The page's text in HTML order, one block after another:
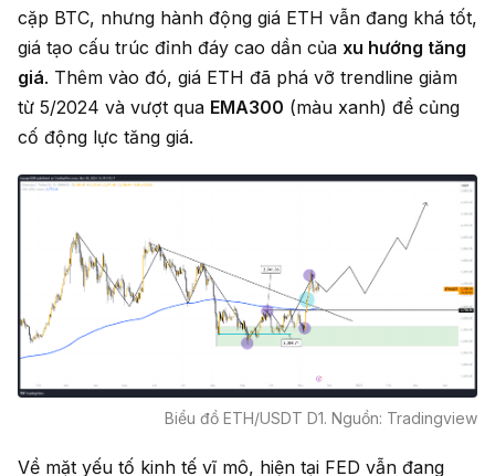
cặp BTC, nhưng hành động giá ETH vẫn đang khá tốt,
giá tạo cấu trúc đỉnh đáy cao dần của xu hướng tăng
giá. Thêm vào đó, giá ETH đã phá vỡ trendline giảm
từ 5/2024 và vượt qua EMA300 (màu xanh) để củng
cố động lực tăng giá.
Biểu đồ ETH/USDT D1. Nguồn: Tradingview
Về mặt yếu tố kinh tế vĩ mô, hiện tại FED vẫn đang